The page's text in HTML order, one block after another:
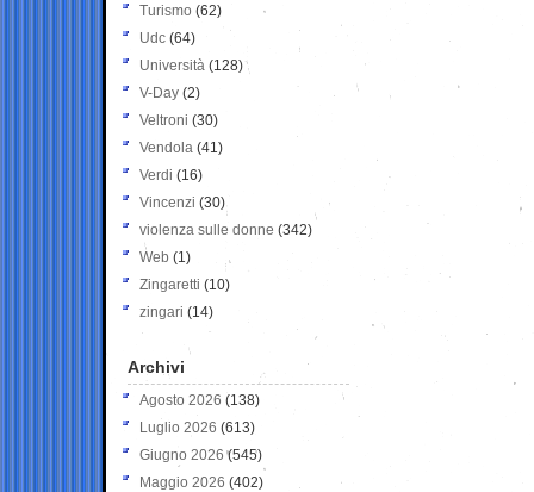
Turismo (62)
Udc (64)
Università (128)
V-Day (2)
Veltroni (30)
Vendola (41)
Verdi (16)
Vincenzi (30)
violenza sulle donne (342)
Web (1)
Zingaretti (10)
zingari (14)
Archivi
Agosto 2026 (138)
Luglio 2026 (613)
Giugno 2026 (545)
Maggio 2026 (402)